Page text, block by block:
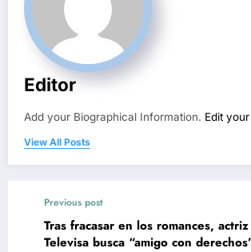
Editor
Add your Biographical Information. Edit
View All Posts
Previous post
Tras fracasar en los romances,
Televisa busca “amigo con